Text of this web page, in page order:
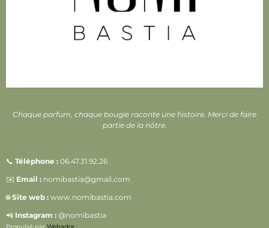
Chaque parfum, chaque bougie raconte une histoire. Merci de faire
partie de la nôtre.
📞 Téléphone : 06.47.31.92.26
✉️ Email : nomibastia@gmail.com
🌐Site web : www.nomibastia.com
📲 Instagram : @nomibastia